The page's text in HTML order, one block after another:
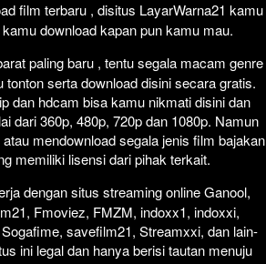
film terbaru , disitus LayarWarna21 kamu
download kapan pun kamu mau.
paling baru , tentu segala macam genre
serta download disini secara gratis.
dan hdcam bisa kamu nikmati disini dan
dari 360p, 480p, 720p dan 1080p. Namun
mendownload segala jenis film bajakan
memiliki lisensi dari pihak terkait.
dengan situs streaming online Ganool,
Fmoviez, FMZM, indoxx1, indoxxi,
savefilm21, Streamxxi, dan lain-
ini legal dan hanya berisi tautan menuju